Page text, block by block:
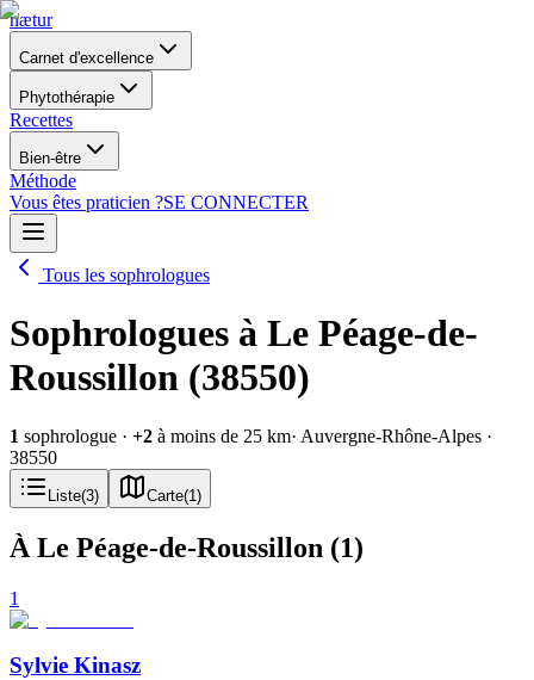
nætur
Carnet d'excellence
Phytothérapie
Recettes
Bien-être
Méthode
Vous êtes praticien ?SE CONNECTER
Tous les sophrologues
Sophrologues à Le Péage-de-
Roussillon (38550)
1 sophrologue · +2 à moins de 25 km· Auvergne-Rhône-Alpes ·
38550
Liste(3) Carte(1 )
À Le Péage-de-Roussillon (1)
1
Sylvie Kinasz